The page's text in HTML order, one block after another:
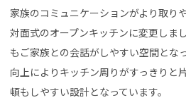
家族のコミュニケーションがより取り
対面式のオープンキッチンに変更しま
もご家族との会話がしやすい空間とな
向上によりキッチン周りがすっきりと
頓もしやすい設計となっています。